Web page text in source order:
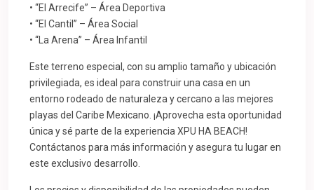
• “El Arrecife” – Área Deportiva
• “El Cantil” – Área Social
• “La Arena” – Área Infantil
Este terreno especial, con su amplio tamaño y ubicación
privilegiada, es ideal para construir una casa en un
entorno rodeado de naturaleza y cercano a las mejores
playas del Caribe Mexicano. ¡Aprovecha esta oportunidad
única y sé parte de la experiencia XPU HA BEACH!
Contáctanos para más información y asegura tu lugar en
este exclusivo desarrollo.